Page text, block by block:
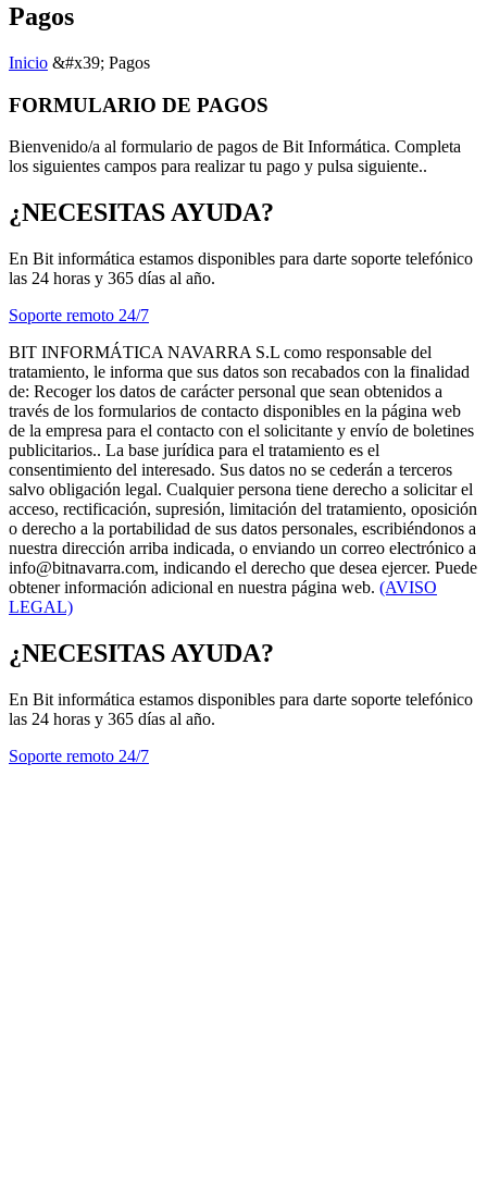
Pagos
Inicio &#x39; Pagos
FORMULARIO DE PAGOS
Bienvenido/a al formulario de pagos de Bit Informática. Completa
los siguientes campos para realizar tu pago y pulsa siguiente..
¿NECESITAS AYUDA?
En Bit informática estamos disponibles para darte soporte telefónico
las 24 horas y 365 días al año.
Soporte remoto 24/7
BIT INFORMÁTICA NAVARRA S.L como responsable del
tratamiento, le informa que sus datos son recabados con la finalidad
de: Recoger los datos de carácter personal que sean obtenidos a
través de los formularios de contacto disponibles en la página web
de la empresa para el contacto con el solicitante y envío de boletines
publicitarios.. La base jurídica para el tratamiento es el
consentimiento del interesado. Sus datos no se cederán a terceros
salvo obligación legal. Cualquier persona tiene derecho a solicitar el
acceso, rectificación, supresión, limitación del tratamiento, oposición
o derecho a la portabilidad de sus datos personales, escribiéndonos a
nuestra dirección arriba indicada, o enviando un correo electrónico a
info@bitnavarra.com, indicando el derecho que desea ejercer. Puede
obtener información adicional en nuestra página web. (AVISO
LEGAL)
¿NECESITAS AYUDA?
En Bit informática estamos disponibles para darte soporte telefónico
las 24 horas y 365 días al año.
Soporte remoto 24/7